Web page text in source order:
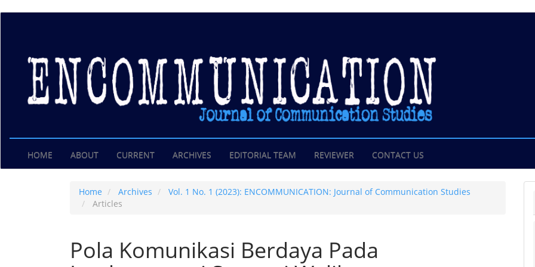
Sidebar
HOME ABOUT CURRENT ARCHIVES EDITORIAL TEAM REVIEWER CONTACT US
Home Archives
Vol. 1 No. 1 (2023): ENCOMMUNICATION: Journal of Communication Studies
Articles
Pola Komunikasi Berdaya Pada